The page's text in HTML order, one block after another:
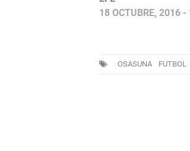
18 OCTUBRE, 2016 -
OSASUNA FUTBOL